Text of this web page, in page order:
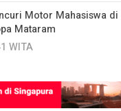
Motor Mahasiswa di
Mataram
WITA